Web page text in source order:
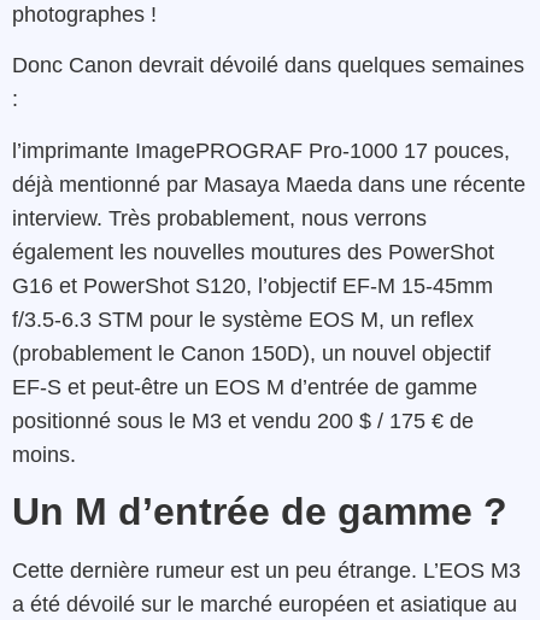
photographes !
Donc Canon devrait dévoilé dans quelques semaines
:
l’imprimante ImagePROGRAF Pro-1000 17 pouces,
déjà mentionné par Masaya Maeda dans une récente
interview. Très probablement, nous verrons
également les nouvelles moutures des PowerShot
G16 et PowerShot S120, l’objectif EF-M 15-45mm
f/3.5-6.3 STM pour le système EOS M, un reflex
(probablement le Canon 150D), un nouvel objectif
EF-S et peut-être un EOS M d’entrée de gamme
positionné sous le M3 et vendu 200 $ / 175 € de
moins.
Un M d’entrée de gamme ?
Cette dernière rumeur est un peu étrange. L’EOS M3
a été dévoilé sur le marché européen et asiatique au